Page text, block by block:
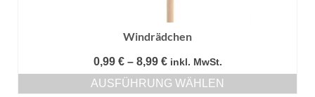
Windrädchen
0,99 € – 8,99 €Preisspanne:
0,99 €
bis
inkl. MwSt.
AUSFÜHRUNG WÄHLEN